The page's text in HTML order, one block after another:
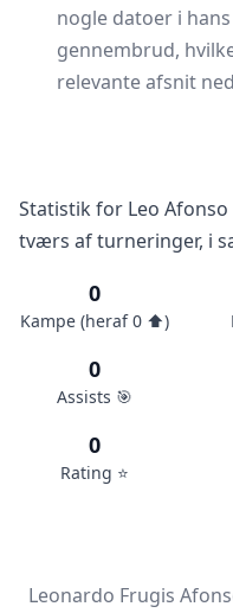
nogle datoer i
gennembrud,
relevante afsnit
Statistik for Leo
tværs af turneringer, i
0
Kampe (heraf 0 ⬆️)
0
Assists 🎯
0
Rating ⭐️
Leonardo Frugis